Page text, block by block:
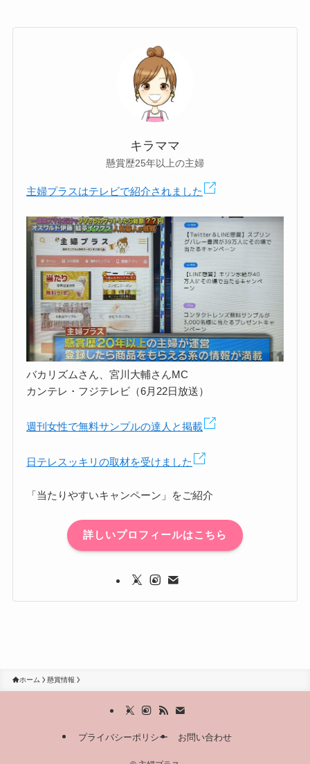
キラママ
懸賞歴25年以上の主婦
主婦プラスはテレビで紹介されました
バカリズムさん、宮川大輔さんMC
カンテレ・フジテレビ（6月22日放送）
週刊女性で無料サンプルの達人と掲載
日テレスッキリの取材を受けました
「当たりやすいキャンペーン」をご紹介
詳しいプロフィールはこちら
ホーム 懸賞情報
プライバシーポリシー お問い合わせ